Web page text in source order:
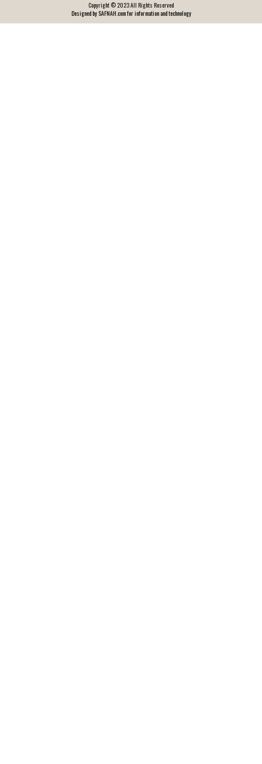
Copyright © 2023 All Rights Reserved
Designed by SAFNAH.com for information and technology